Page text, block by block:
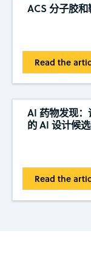
ACS 分子胶
Read the
AI 药物发现
的 AI 设计候
Read the